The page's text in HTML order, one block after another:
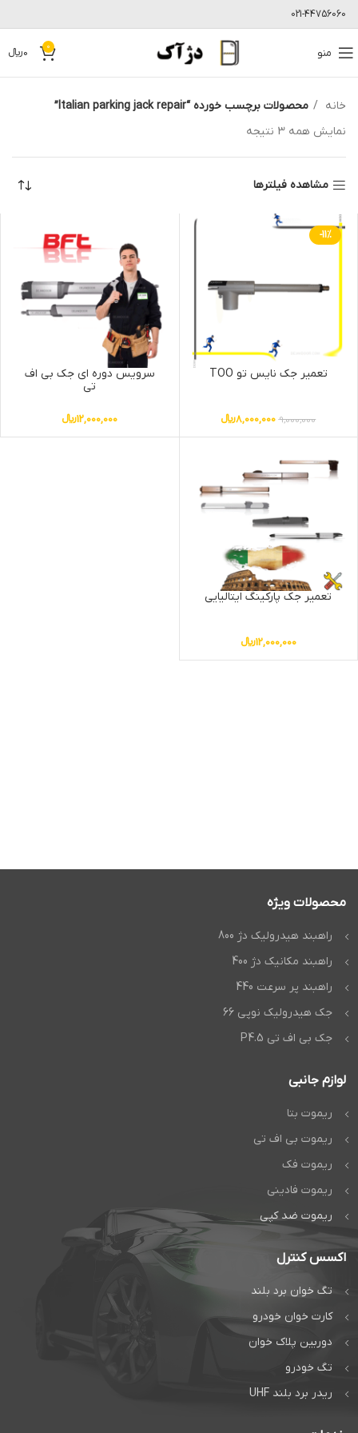
021-44756060
منو 0
0﷼
خانه
محصولات برچسب خورده “Italian parking jack repair”
نمایش همه 3 نتیجه
مشاهده فیلترها
-11%
تعمیر جک نایس تو TOO
9,000,000
8,000,000﷼
سرویس دوره ای جک بی اف
تی
12,000,000﷼
تعمیر جک پارکینگ ایتالیایی
12,000,000﷼
محصولات ویژه
راهبند هیدرولیک دژ 800
راهبند مکانیک دژ 400
راهبند پر سرعت 440
جک هیدرولیک نوپی 66
جک بی اف تی P4.5
لوازم جانبی
ریموت بتا
ریموت بی اف تی
ریموت فک
ریموت فادینی
ریموت ضد کپی
اکسس کنترل
تگ خوان برد بلند
کارت خوان خودرو
دوربین پلاک خوان
تگ خودرو
ریدر برد بلند UHF